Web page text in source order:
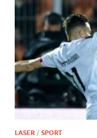
LASER / SPORT